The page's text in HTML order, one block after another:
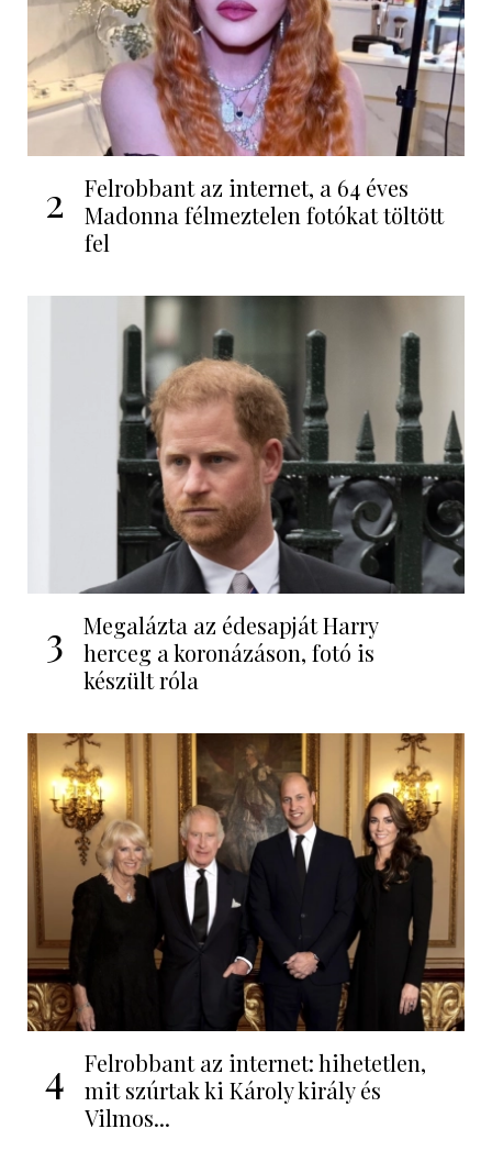
2
Felrobbant az internet, a 64 éves
Madonna félmeztelen fotókat töltött
fel
3
Megalázta az édesapját Harry
herceg a koronázáson, fotó is
készült róla
4
Felrobbant az internet: hihetetlen,
mit szúrtak ki Károly király és
Vilmos...